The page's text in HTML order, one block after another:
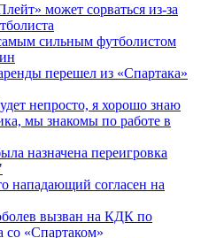
может сорваться из‑за
сильным футболистом
перешел из «Спартака»
непросто, я хорошо знаю
мы знакомы по работе в
назначена переигровка
нападающий согласен на
вызван на КДК по
со «Спартаком»